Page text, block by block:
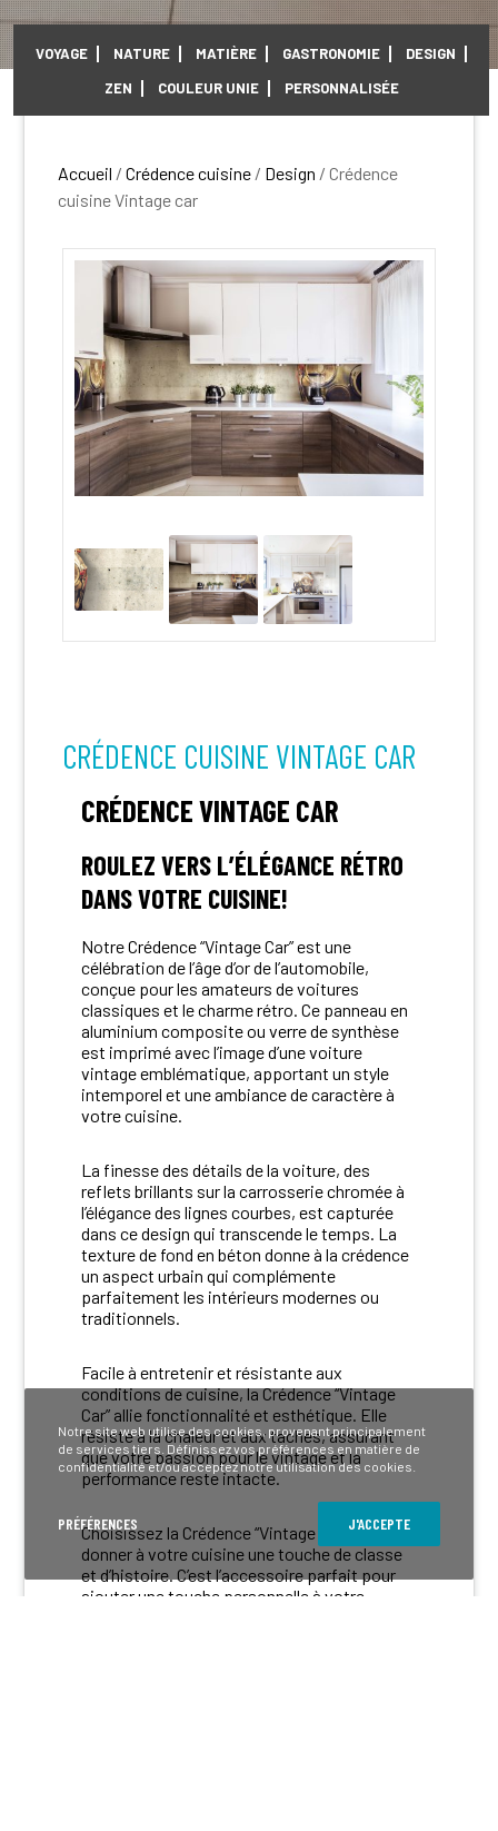
VOYAGE NATURE MATIÈRE GASTRONOMIE
DESIGN
ZEN
COULEUR UNIE PERSONNALISÉE
Accueil /Crédence cuisine / Design / Crédence
cuisine Vintage car
CRÉDENCE CUISINE VINTAGE CAR
CRÉDENCE VINTAGE CAR
ROULEZ VERS L’ÉLÉGANCE RÉTRO
DANS VOTRE CUISINE!
Notre Crédence “Vintage Car” est une
célébration de l’âge d’or de l’automobile,
conçue pour les amateurs de voitures
classiques et le charme rétro. Ce panneau en
aluminium composite ou verre de synthèse
est imprimé avec l’image d’une voiture
vintage emblématique, apportant un style
intemporel et une ambiance de caractère à
votre cuisine.
La finesse des détails de la voiture, des
reflets brillants sur la carrosserie chromée à
l’élégance des lignes courbes, est capturée
dans ce design qui transcende le temps. La
texture de fond en béton donne à la crédence
un aspect urbain qui complémente
parfaitement les intérieurs modernes ou
traditionnels.
Facile à entretenir et résistante aux
conditions de cuisine, la Crédence “Vintage
Car” allie fonctionnalité et esthétique. Elle
résiste à la chaleur et aux taches, assurant
que votre passion pour le vintage et la
performance reste intacte.
Choisissez la Crédence “Vintage Car” pour
donner à votre cuisine une touche de classe
et d’histoire. C’est l’accessoire parfait pour
ajouter une touche personnelle à votre
Notre site web utilise des cookies, provenant principalement
de services tiers. Définissez vos préférences en matière de
confidentialité et/ou acceptez notre utilisation des cookies.
PRÉFÉRENCES J'ACCEPTE